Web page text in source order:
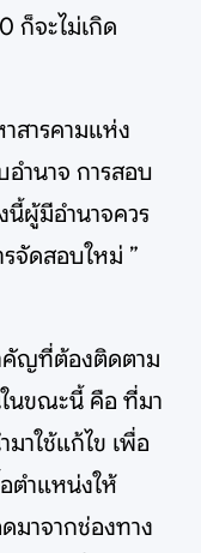
ก็จะไม่เกิด
สารคามแห่ง
อำนาจ การสอบ
นี้ผู้มีอำนาจควร
จัดสอบใหม่ ”
คัญที่ต้องติดตาม
ในขณะนี้ คือ ที่มา
าใช้แก้ไข เพื่อ
ตำแหน่งให้
มาจากช่องทาง